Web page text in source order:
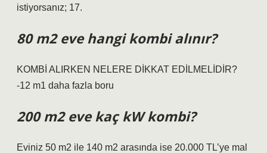
istiyorsanız; 17.
80 m2 eve hangi kombi alınır?
KOMBİ ALIRKEN NELERE DİKKAT EDİLMELİDİR?
-12 m1 daha fazla boru
200 m2 eve kaç kW kombi?
Eviniz 50 m2 ile 140 m2 arasında ise 20.000 TL’ye mal